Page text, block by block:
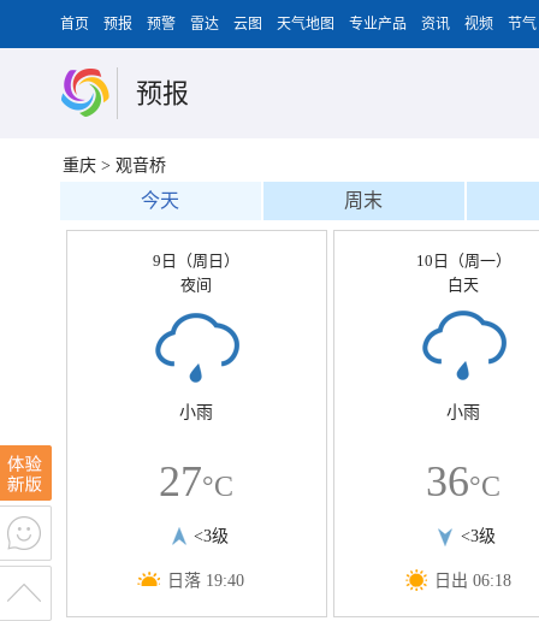
首页 预报 预警 雷达 云图 天气地图 专业产品 资讯 视频 节气
预报
重庆 > 观音桥
今天 周末
9日（周日）
夜间
小雨
27°C
<3级
日落 19:40
10日（周一）
白天
小雨
36°C
<3级
日出 06:18